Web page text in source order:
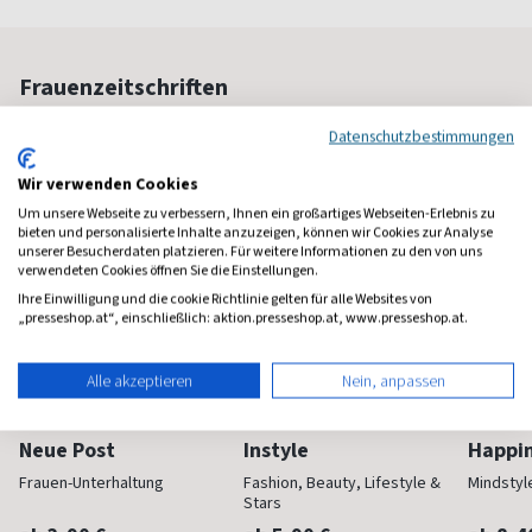
Frauenzeitschriften
Neue Post
Frauen-Unterhaltung
Instyle
Fashion, Beauty, Lifestyle &
Stars
Datenschutzbestimmungen
Wir verwenden Cookies
Um unsere Webseite zu verbessern, Ihnen ein großartiges Webseiten-Erlebnis zu
bieten und personalisierte Inhalte anzuzeigen, können wir Cookies zur Analyse
unserer Besucherdaten platzieren. Für weitere Informationen zu den von uns
verwendeten Cookies öffnen Sie die Einstellungen.
Ihre Einwilligung und die cookie Richtlinie gelten für alle Websites von
„presseshop.at“, einschließlich: aktion.presseshop.at, www.presseshop.at.
Alle akzeptieren Nein, anpassen